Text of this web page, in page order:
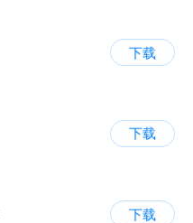
下载
下载
下载